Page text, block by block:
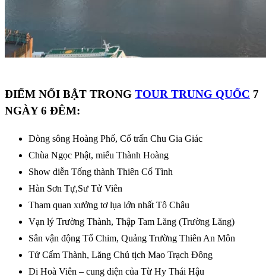
ĐIỂM NỔI BẬT TRONG TOUR TRUNG QUỐC 7
NGÀY 6 ĐÊM:
Dòng sông Hoàng Phố, Cổ trấn Chu Gia Giác
Chùa Ngọc Phật, miếu Thành Hoàng
Show diễn Tống thành Thiên Cổ Tình
Hàn Sơn Tự,Sư Tử Viên
Tham quan xưởng tơ lụa lớn nhất Tô Châu
Vạn lý Trường Thành, Thập Tam Lăng (Trường Lăng)
Sân vận động Tổ Chim, Quảng Trường Thiên An Môn
Tử Cấm Thành, Lăng Chủ tịch Mao Trạch Đông
Di Hoà Viên – cung điện của Từ Hy Thái Hậu